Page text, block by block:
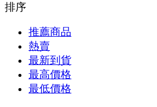
排序
推薦商品
熱賣
最新到貨
最高價格
最低價格